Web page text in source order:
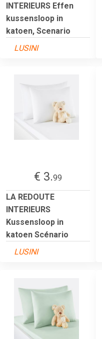
INTERIEURS Effen
kussensloop in
katoen, Scenario
LUSINI
€ 3.99
LA REDOUTE
INTERIEURS
Kussensloop in
katoen Scénario
LUSINI